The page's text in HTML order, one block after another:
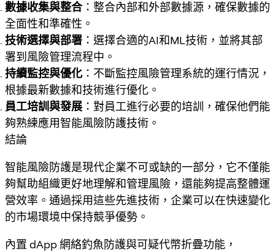
數據收集與整合：整合內部和外部數據源，確保數據的
全面性和準確性。
技術選擇與部署 ：選擇合適的AI和ML技術，並將其部
署到風險管理流程中。
持續監控與優化 ：不斷監控風險管理系統的運行情況，
根據最新數據和技術進行優化。
員工培訓與發展 ：對員工進行必要的培訓，確保他們能
夠熟練應用智能風險防護技術。
結論
智能風險防護是現代企業不可或缺的一部分，它不僅能
夠幫助組織更好地理解和管理風險，還能夠提高整體運
營效率。通過採用這些先進技術，企業可以在快速變化
的市場環境中保持競爭優勢。
內置 dApp 網絡釣魚防護與可疑代幣折疊功能，